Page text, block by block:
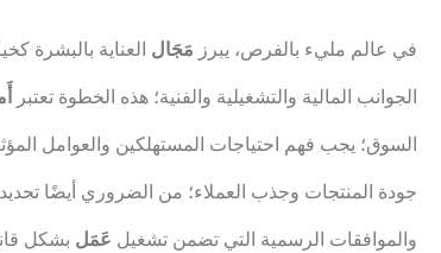
في عالم مليء بالفرص، يبرز مَجَال العناية بالبشرة
الجوانب المالية والتشغيلية والفنية؛ هذه الخطوة تعتبر
السوق؛ يجب فهم احتياجات المستهلكين والعوامل
جودة المنتجات وجذب العملاء؛ من الضروري أيضًا
والموافقات الرسمية التي تضمن تشغيل عَمَل بشكل